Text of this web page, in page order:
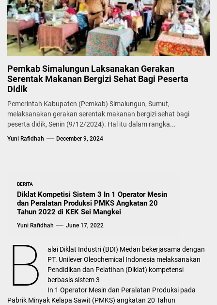
Pemkab Simalungun Laksanakan Gerakan
Serentak Makanan Bergizi Sehat Bagi Peserta
Didik
Pemerintah Kabupaten (Pemkab) Simalungun, Sumut,
melaksanakan gerakan serentak makanan bergizi sehat bagi
peserta didik, Senin (9/12/2024). Hal itu dalam rangka...
Yuni Rafidhah December 9, 2024
BERITA
Diklat Kompetisi Sistem 3 In 1 Operator Mesin
dan Peralatan Produksi PMKS Angkatan 20
Tahun 2022 di KEK Sei Mangkei
Yuni Rafidhah June 17, 2022
B
alai Diklat Industri (BDI) Medan bekerjasama dengan
PT. Unilever Oleochemical Indonesia melaksanakan
Pendidikan dan Pelatihan (Diklat) kompetensi
berbasis sistem 3
In 1 Operator Mesin dan Peralatan Produksi pada
Pabrik Minyak Kelapa Sawit (PMKS) angkatan 20 Tahun